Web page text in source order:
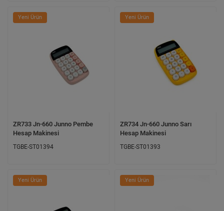
Yeni Ürün
ZR733 Jn-660 Junno Pembe
Hesap Makinesi
TGBE-ST01394
Yeni Ürün
ZR734 Jn-660 Junno Sarı
Hesap Makinesi
TGBE-ST01393
Yeni Ürün Yeni Ürün